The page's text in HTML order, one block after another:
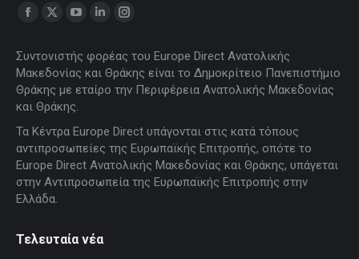
Find us on:
Facebook
opens
in
new
window
X
opens
new
window
YouTube
opens
in
new
window
Linkedin
opens
window
Instagram
opens
window
Συντονιστής φορέας του Europe Direct Ανατολικής
Μακεδονίας και Θράκης είναι το Δημοκρίτειο Πανεπιστήμιο
Θράκης με εταίρο την Περιφέρεια Ανατολικής Μακεδονίας
και Θράκης.
Τα Κέντρα Europe Direct υπάγονται στις κατά τόπους
αντιπροσωπείες της Ευρωπαϊκής Επιτροπής, οπότε το
Europe Direct Ανατολικής Μακεδονίας και Θράκης, υπάγεται
στην Αντιπροσωπεία της Ευρωπαϊκής Επιτροπής στην
Ελλάδα.
Τελευταία νέα